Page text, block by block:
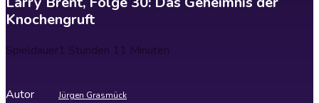
Knochengruft
Spieldauer1 Stunden 11 Minuten
Autor Jürgen Grasmück